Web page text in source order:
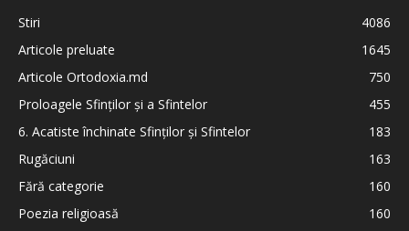
Stiri
4086
Articole preluate
1645
Articole Ortodoxia.md
750
Proloagele Sfinților și a Sfintelor
455
6. Acatiste închinate Sfinților și Sfintelor
183
Rugăciuni
163
Fără categorie
160
Poezia religioasă
160